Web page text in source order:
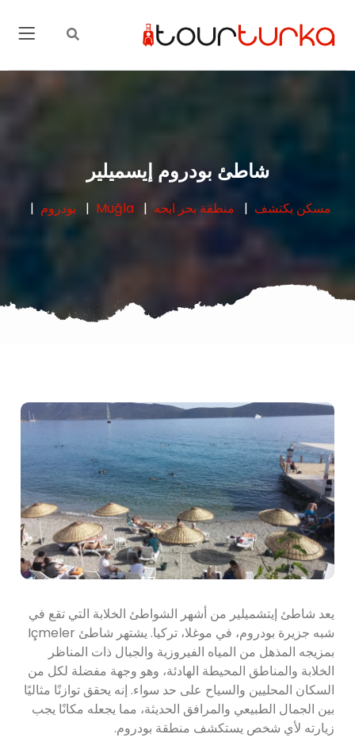
شاطئ بودروم إيسميلير
مسكن يكتشف منطقة بحر ايجه Muğla بودروم
يعد شاطئ إيتشميلير من أشهر الشواطئ الخلابة التي تقع في
شبه جزيرة بودروم، في موغلا، تركيا. يشتهر شاطئ Içmeler
بمزيجه المذهل من المياه الفيروزية والجبال ذات المناظر
الخلابة والمناطق المحيطة الهادئة، وهو وجهة مفضلة لكل من
السكان المحليين والسياح على حد سواء. إنه يحقق توازنًا مثاليًا
بين الجمال الطبيعي والمرافق الحديثة، مما يجعله مكانًا يجب
زيارته لأي شخص يستكشف منطقة بودروم.